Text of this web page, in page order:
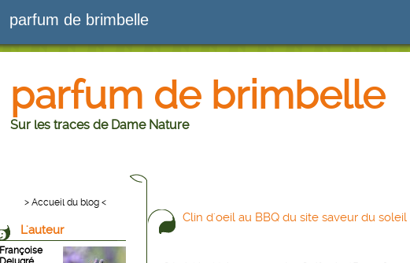
parfum de brimbelle
parfum de brimbelle
Sur les traces de Dame Nature
> Accueil du blog <
L'auteur
Françoise
Clin d'oeil au BBQ du site saveur du soleil